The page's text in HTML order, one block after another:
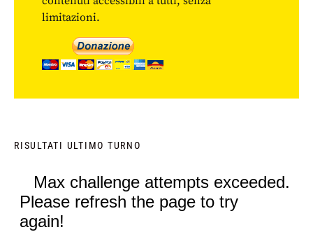
limitazioni.
RISULTATI ULTIMO TURNO